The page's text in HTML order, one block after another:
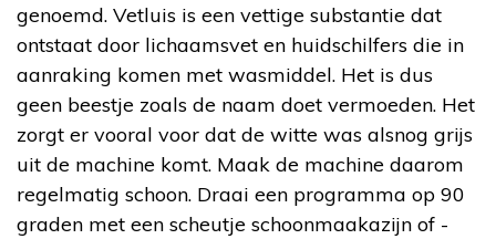
genoemd. Vetluis is een vettige substantie dat
ontstaat door lichaamsvet en huidschilfers die in
aanraking komen met wasmiddel. Het is dus
geen beestje zoals de naam doet vermoeden. Het
zorgt er vooral voor dat de witte was alsnog grijs
uit de machine komt. Maak de machine daarom
regelmatig schoon. Draai een programma op 90
graden met een scheutje schoonmaakazijn of -